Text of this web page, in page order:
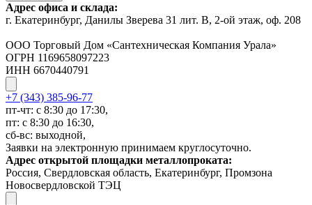
Адрес офиса и склада:
г. Екатеринбург, Данилы Зверева 31 лит. В, 2-ой этаж, оф. 208
ООО Торговый Дом «Сантехническая Компания Урала»
ОГРН 1169658097223
ИНН 6670440791
+7 (343) 385-96-77
пт-чт: с 8:30 до 17:30,
пт: с 8:30 до 16:30,
сб-вс: выходной,
Заявки на электронную принимаем круглосуточно.
Адрес открытой площадки металлопроката:
Россия, Свердловская область, Екатеринбург, Промзона
Новосвердловской ТЭЦ